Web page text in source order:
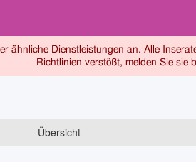
ähnliche Dienstleistungen an. Alle
Richtlinien verstößt, melden Sie sie
Übersicht